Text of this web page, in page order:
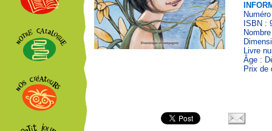
ISBN :
Livre
Âge :
Prix de